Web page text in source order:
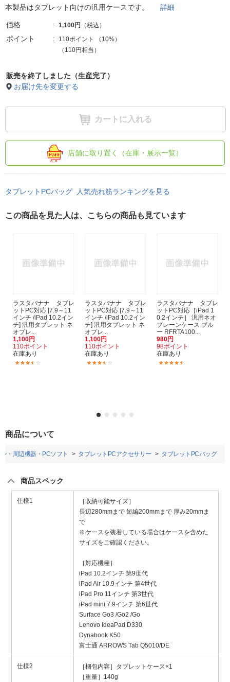
本製品はタブレット向けの汎用ケースです。 詳細
価格 1,100円 （税込）
ポイント 110ポイント （ 10%）
（110円相当）
販売を終了しました（生産完了）
お届け先を変更する
カートに入れる
店舗に取り置く（在庫・展示一覧）
タブレットPCバッグ 人気売れ筋ランキングを見る
この商品を見た人は、こちらの商品も見ています
ラスタバナナ タブレ
ットPC対応 [7.9～11
インチ /iPad 10.2イン
チ] 汎用タブレット ネ
オプレ...
1,100円
110ポイント
在庫あり
ラスタバナナ タブレ
ットPC対応 [7.9～11
インチ /iPad 10.2イン
チ] 汎用タブレット ネ
オプレ...
1,100円
110ポイント
在庫あり
ラスタバナナ タブレ
ットPC対応［iPad 1
0.2インチ］ 汎用ネオ
プレーンケース ブル
ー RFRTA100...
980円
98ポイント
在庫あり
商品について
・周辺機器・PCソフト タブレットPCアクセサリー タブレットPCバッグ
商品スペック
仕様1
［収納可能サイズ］
長辺280mmまで 短編200mmまで 厚み20mmま
で
※ケースを装着している場合はケースを含めた
サイズをご確認ください。
［対応機種］
iPad 10.2インチ 第9世代
iPad Air 10.9インチ 第4世代
iPad Pro 11インチ 第3世代
iPad mini 7.9インチ 第6世代
Surface Go3 /Go2 /Go
Lenovo IdeaPad D330
Dynabook K50
富士通 ARROWS Tab Q5010/DE
仕様2
［梱包内容］タブレットケース×1
［重量］140g